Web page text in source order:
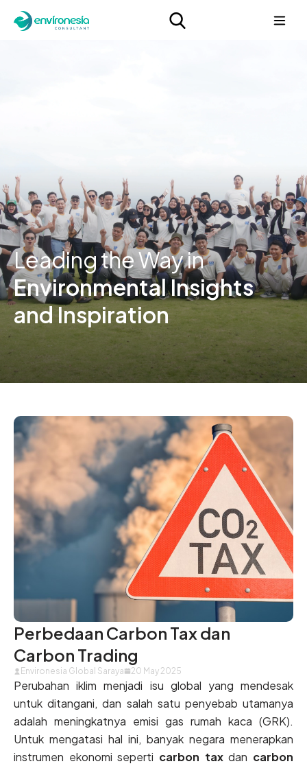
Leading the Way in
Environmental Insights
and Inspiration
Perbedaan Carbon Tax dan
Carbon Trading
Environesia Global Saraya 20 May 2025
Perubahan iklim menjadi isu global yang mendesak
untuk ditangani, dan salah satu penyebab utamanya
adalah meningkatnya emisi gas rumah kaca (GRK).
Untuk mengatasi hal ini, banyak negara menerapkan
instrumen ekonomi seperti carbon taxdan carbon